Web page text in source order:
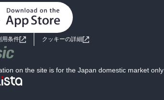
用条件 クッキーの詳細
on the site is for the Japan domestic market only